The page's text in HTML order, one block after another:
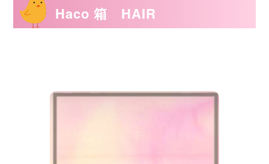
Haco 箱 HAIR